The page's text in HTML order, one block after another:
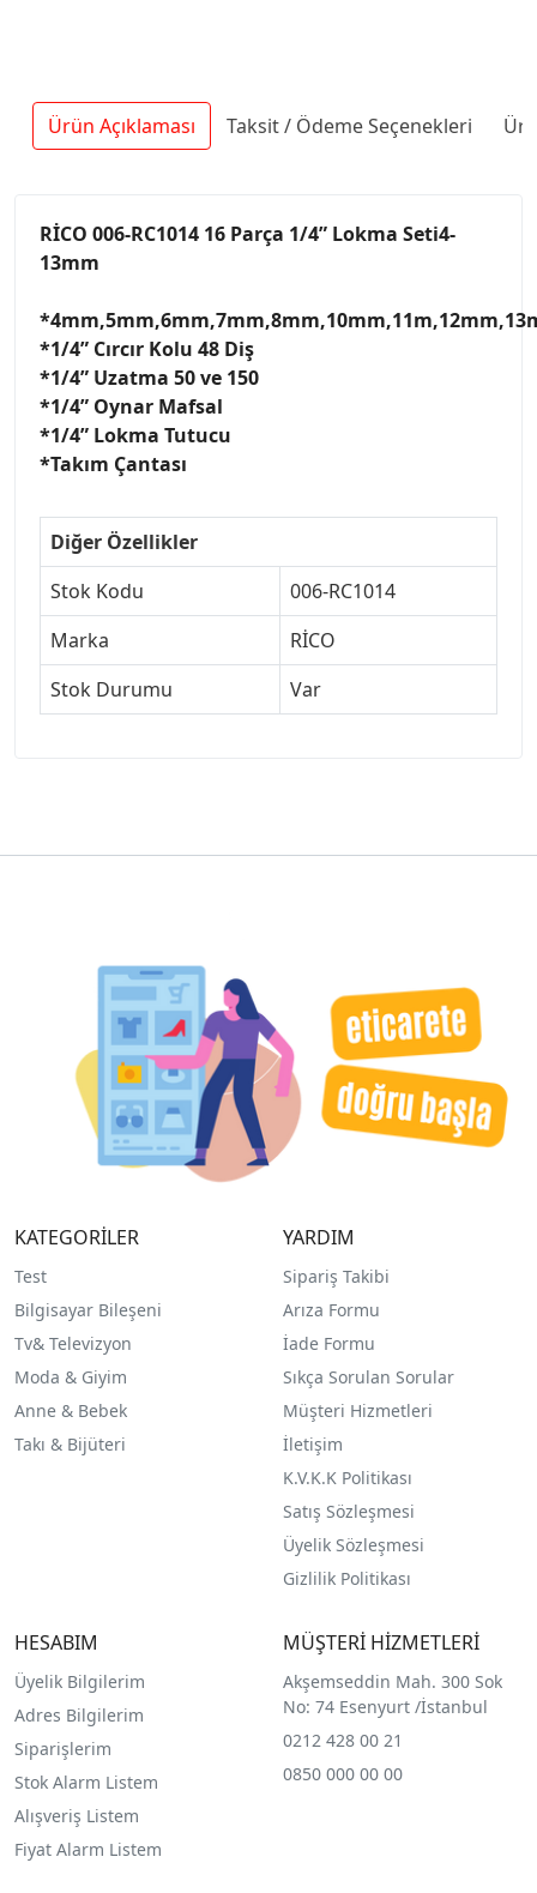
Ürün Açıklaması Taksit / Ödeme Seçenekleri
RİCO 006-RC1014 16 Parça 1/4” Lokma Seti4-
13mm
*1/4” Cırcır Kolu 48 Diş
*1/4” Uzatma 50 ve 150
*1/4” Oynar Mafsal
*1/4” Lokma Tutucu
*Takım Çantası
Diğer Özellikler
Stok Kodu
006-RC1014
Marka
RİCO
Stok Durumu
Var
KATEGORİLER
Test
Bilgisayar Bileşeni
Tv& Televizyon
Moda & Giyim
Anne & Bebek
Takı & Bijüteri
YARDIM
Sipariş Takibi
Arıza Formu
İade Formu
Sıkça Sorulan Sorular
Müşteri Hizmetleri
İletişim
K.V.K.K Politikası
Satış Sözleşmesi
Üyelik Sözleşmesi
Gizlilik Politikası
HESABIM
Üyelik Bilgilerim
Adres Bilgilerim
Siparişlerim
Stok Alarm Listem
Alışveriş Listem
Fiyat Alarm Listem
MÜŞTERİ HİZMETLERİ
Akşemseddin Mah. 300 Sok
No: 74 Esenyurt /İstanbul
0212 428 00 21
0850 000 00 00